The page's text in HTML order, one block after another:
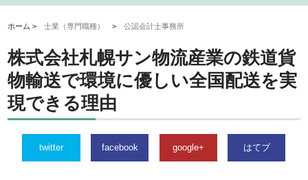
ホーム >士業（専門職種） >公認会計士事務所
株式会社札幌サン物流産業の鉄道貨
物輸送で環境に優しい全国配送を実
現できる理由
twitter facebook google+ はてブ